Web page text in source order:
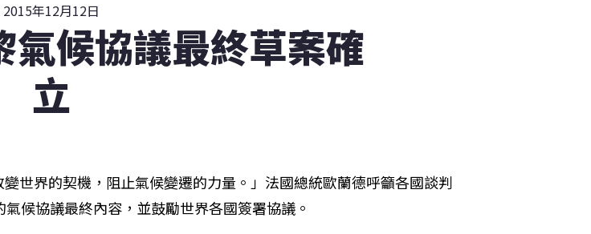
2015年12月12日
氣候協議最終草案確
立
變世界的契機，阻止氣候變遷的力量。」法國總統歐蘭德呼籲各國談判
候協議最終內容，並鼓勵世界各國簽署協議。